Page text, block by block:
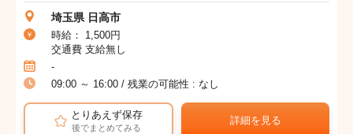
埼玉県 日高市
時給： 1,500円
交通費 支給無し
-
09:00 ～ 16:00 / 残業の可能性 : なし
とりあえず保存
後でまとめてみる
詳細を見る